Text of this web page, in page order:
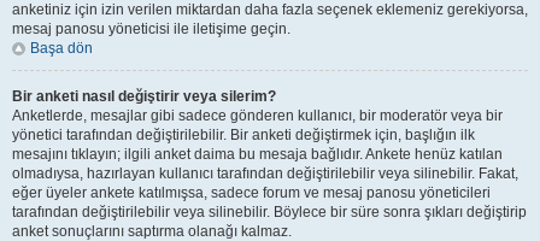
anketiniz için izin verilen miktardan daha fazla seçenek eklemeniz gerekiyorsa,
mesaj panosu yöneticisi ile iletişime geçin.
Başa dön
Bir anketi nasıl değiştirir veya silerim?
Anketlerde, mesajlar gibi sadece gönderen kullanıcı, bir moderatör veya bir
yönetici tarafından değiştirilebilir. Bir anketi değiştirmek için, başlığın ilk
mesajını tıklayın; ilgili anket daima bu mesaja bağlıdır. Ankete henüz katılan
olmadıysa, hazırlayan kullanıcı tarafından değiştirilebilir veya silinebilir. Fakat,
eğer üyeler ankete katılmışsa, sadece forum ve mesaj panosu yöneticileri
tarafından değiştirilebilir veya silinebilir. Böylece bir süre sonra şıkları değiştirip
anket sonuçlarını saptırma olanağı kalmaz.